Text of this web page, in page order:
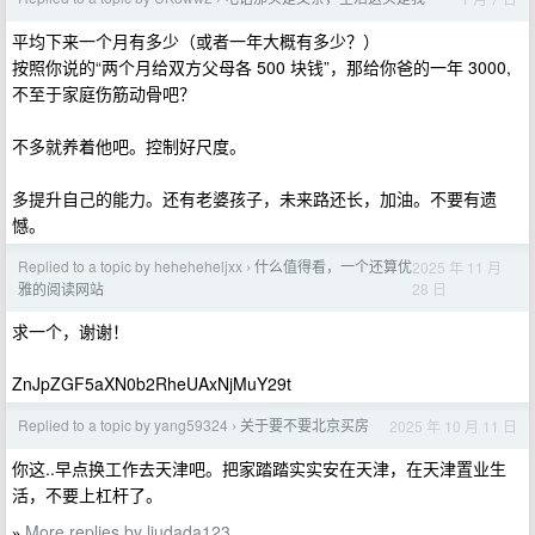
平均下来一个月有多少（或者一年大概有多少？）
按照你说的“两个月给双方父母各 500 块钱”，那给你爸的一年 3000,
不至于家庭伤筋动骨吧？
不多就养着他吧。控制好尺度。
多提升自己的能力。还有老婆孩子，未来路还长，加油。不要有遗
憾。
Replied to a topic by heheheheljxx › 什么值得看，一个还算优
雅的阅读网站
2025 年 11 月
28 日
求一个，谢谢！
ZnJpZGF5aXN0b2RheUAxNjMuY29t
Replied to a topic by yang59324 › 关于要不要北京买房 2025 年 10 月 11 日
你这..早点换工作去天津吧。把家踏踏实实安在天津，在天津置业生
活，不要上杠杆了。